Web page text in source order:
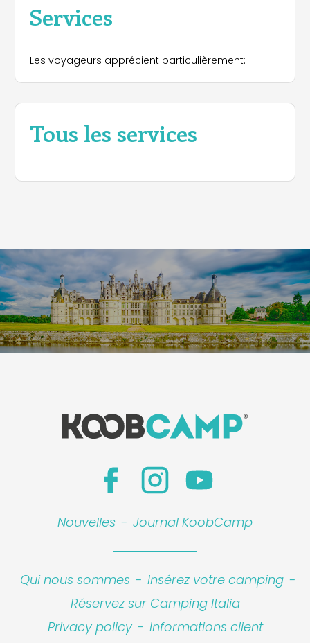
Services
Les voyageurs apprécient particulièrement:
Tous les services
Nouvelles - Journal KoobCamp
Qui nous sommes - Insérez votre camping -
Réservez sur Camping Italia
Privacy policy - Informations client